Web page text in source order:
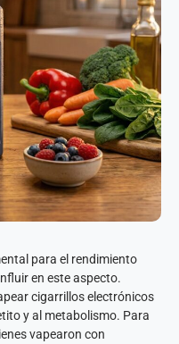
para el rendimiento
en este aspecto.
cigarrillos electrónicos
y al metabolismo. Para
vapearon con